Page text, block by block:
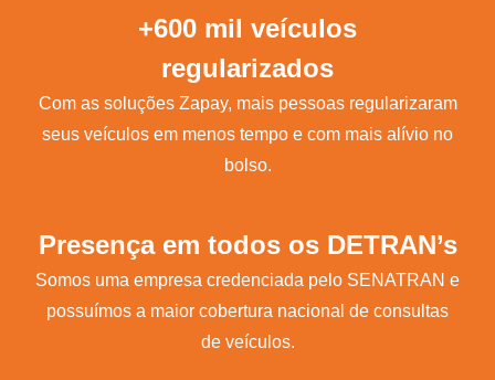
+600 mil veículos
regularizados
Com as soluções Zapay, mais pessoas regularizaram
seus veículos em menos tempo e com mais alívio no
bolso.
Presença em todos os DETRAN’s
Somos uma empresa credenciada pelo SENATRAN e
possuímos a maior cobertura nacional de consultas
de veículos.